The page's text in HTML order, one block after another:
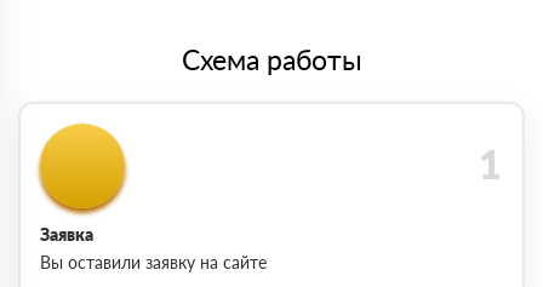
Схема работы
Заявка
Вы оставили заявку на сайте